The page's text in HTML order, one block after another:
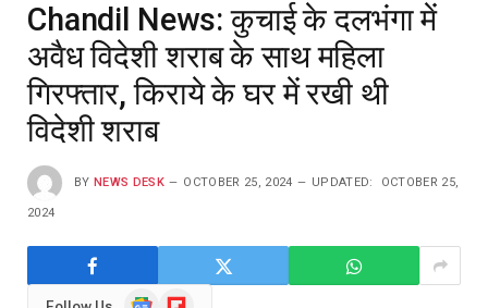
Chandil News: कुचाई के दलभंगा में
अवैध विदेशी शराब के साथ महिला
गिरफ्तार, किराये के घर में रखी थी
विदेशी शराब
BY NEWS DESK OCTOBER 25, 2024 UPDATED: OCTOBER 25,
2024
GoogleFlipboard